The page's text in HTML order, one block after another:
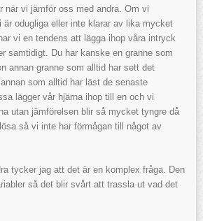
när vi jämför oss med andra. Om vi
odugliga eller inte klarar av lika mycket
vi en tendens att lägga ihop våra intryck
samtidigt. Du har kanske en granne som
annan granne som alltid har sett det
som alltid har läst de senaste
lägger vår hjärna ihop till en och vi
utan jämförelsen blir så mycket tyngre då
så vi inte har förmågan till något av
tycker jag att det är en komplex fråga. Den
så det blir svårt att trassla ut vad det